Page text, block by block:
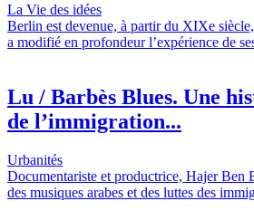
La Vie des idées
Berlin est devenue, à partir du XIXe
a modifié en profondeur l’expérience de
Lu / Barbès Blues. Une
de l’immigration...
Urbanités
Documentariste et productrice, Hajer Ben
des musiques arabes et des luttes des